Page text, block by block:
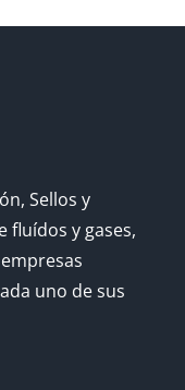
Sellos y
fluídos y gases,
uno de sus